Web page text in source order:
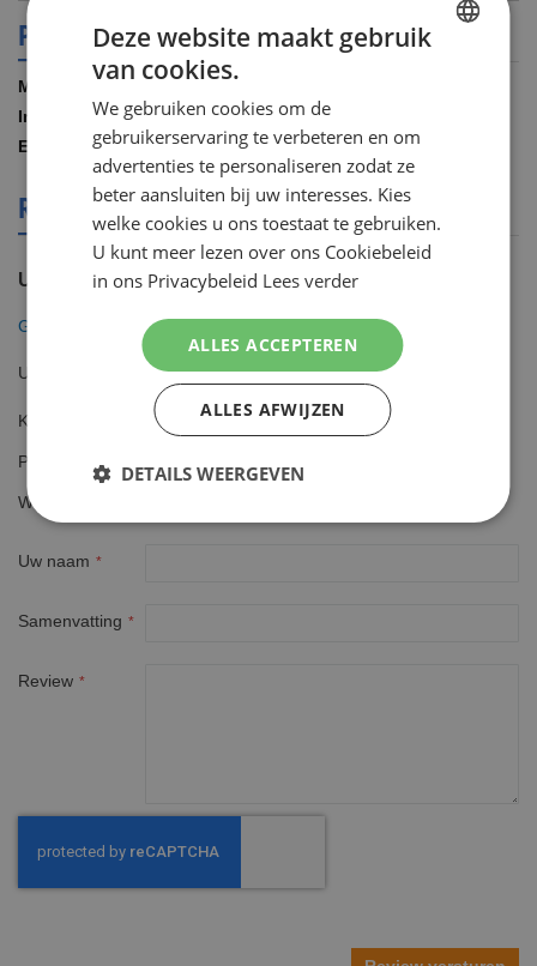
PRODUCT SPECIFICATIES
Meer
informatie
Gillette
1.00 STUK
7702018349746
REVIEWS OVER DIT PRODUCT
U plaatst een review over:
Gillette Fusion ProGlide Power 12 scheermesjes
Uw waardering
Kwaliteit
star
stars
stars
stars
stars
Prijs
1
2
3
4
5
Waarde
1
2
3
4
5
Uw naam
Samenvatting
Review
Deze website maakt gebruik
van cookies.
We gebruiken cookies om de
gebruikerservaring te verbeteren en om
advertenties te personaliseren zodat ze
beter aansluiten bij uw interesses. Kies
welke cookies u ons toestaat te gebruiken.
U kunt meer lezen over ons Cookiebeleid
in ons Privacybeleid Lees verder
ALLES ACCEPTEREN
ALLES AFWIJZEN
DETAILS WEERGEVEN